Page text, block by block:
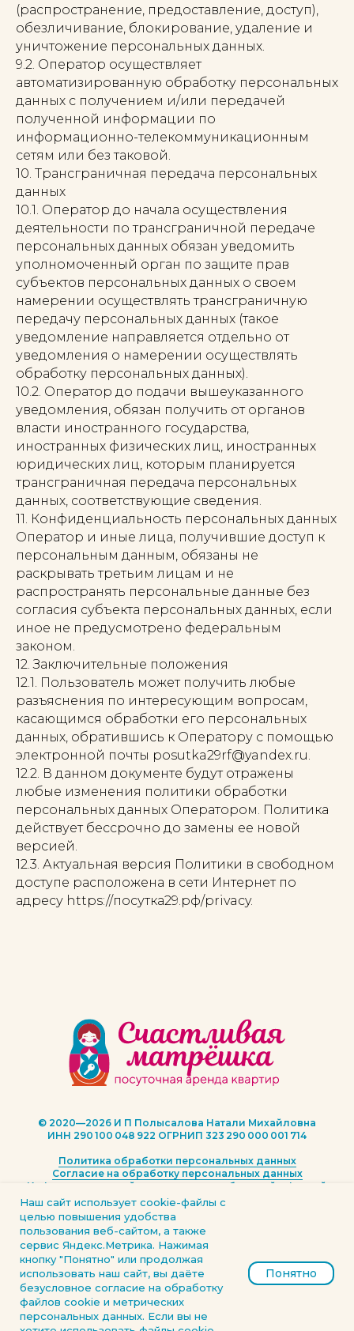
(распространение, предоставление, доступ),
обезличивание, блокирование, удаление и
уничтожение персональных данных.
9.2. Оператор осуществляет
автоматизированную обработку персональных
данных с получением и/или передачей
полученной информации по
информационно-телекоммуникационным
сетям или без таковой.
10. Трансграничная передача персональных
данных
10.1. Оператор до начала осуществления
деятельности по трансграничной передаче
персональных данных обязан уведомить
уполномоченный орган по защите прав
субъектов персональных данных о своем
намерении осуществлять трансграничную
передачу персональных данных (такое
уведомление направляется отдельно от
уведомления о намерении осуществлять
обработку персональных данных).
10.2. Оператор до подачи вышеуказанного
уведомления, обязан получить от органов
власти иностранного государства,
иностранных физических лиц, иностранных
юридических лиц, которым планируется
трансграничная передача персональных
данных, соответствующие сведения.
11. Конфиденциальность персональных данных
Оператор и иные лица, получившие доступ к
персональным данным, обязаны не
раскрывать третьим лицам и не
распространять персональные данные без
согласия субъекта персональных данных, если
иное не предусмотрено федеральным
законом.
12. Заключительные положения
12.1. Пользователь может получить любые
разъяснения по интересующим вопросам,
касающимся обработки его персональных
данных, обратившись к Оператору с помощью
электронной почты posutka29rf@yandex.ru.
12.2. В данном документе будут отражены
любые изменения политики обработки
персональных данных Оператором. Политика
действует бессрочно до замены ее новой
версией.
12.3. Актуальная версия Политики в свободном
доступе расположена в сети Интернет по
адресу https://посутка29.рф/privacy.
© 2020—2026 И П Полысалова Натали Михайловна
ИНН 290 100 048 922 ОГРНИП 323 290 000 001 714
Политика обработки персональных данных
Согласие на обработку персональных данных
Информация на сайте не является публичной офертой
Cоздание и продвижение сайта
Наш сайт использует cookie-файлы с
целью повышения удобства
пользования веб-сайтом, а также
сервис Яндекс.Метрика. Нажимая
кнопку "Понятно" или продолжая
использовать наш сайт, вы даёте
безусловное согласие на обработку
файлов cookie и метрических
персональных данных. Если вы не
Понятно